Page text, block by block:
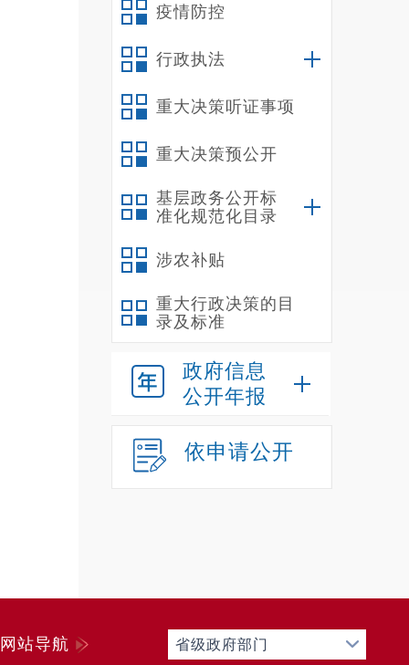
疫情防控
行政执法
重大决策听证事项
重大决策预公开
基层政务公开标
准化规范化目录
涉农补贴
重大行政决策的目
录及标准
政府信息
公开年报
依申请公开
网站导航 省级政府部门